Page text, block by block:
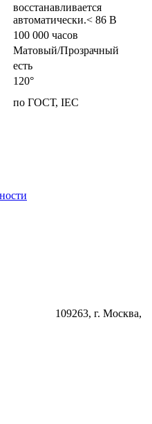
восстанавливается
автоматически.< 86 В
100 000 часов
Матовый/Прозрачный
есть
120°
по ГОСТ, IEC
109263, г. Москва,